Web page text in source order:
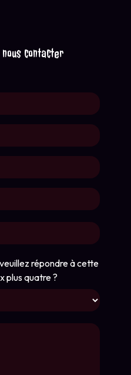
contacter
répondre à cette
plus quatre ?